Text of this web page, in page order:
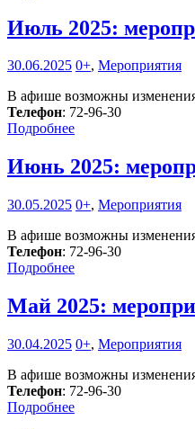
Июль 2025:
30.06.2025 0+, Мероприятия
В афише возможны
Телефон: 72-96-30
Подробнее
Июнь 2025:
30.05.2025 0+, Мероприятия
В афише возможны
Телефон: 72-96-30
Подробнее
Май 2025:
30.04.2025 0+, Мероприятия
В афише возможны
Телефон: 72-96-30
Подробнее